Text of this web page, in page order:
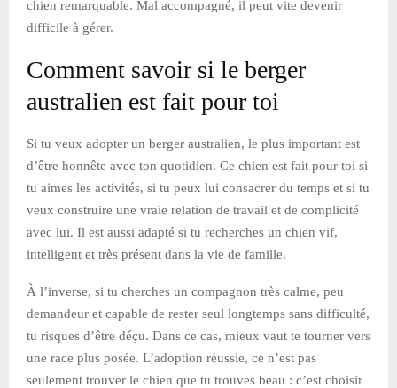
chien remarquable. Mal accompagné, il peut vite devenir
difficile à gérer.
Comment savoir si le berger
australien est fait pour toi
Si tu veux adopter un berger australien, le plus important est
d’être honnête avec ton quotidien. Ce chien est fait pour toi si
tu aimes les activités, si tu peux lui consacrer du temps et si tu
veux construire une vraie relation de travail et de complicité
avec lui. Il est aussi adapté si tu recherches un chien vif,
intelligent et très présent dans la vie de famille.
À l’inverse, si tu cherches un compagnon très calme, peu
demandeur et capable de rester seul longtemps sans difficulté,
tu risques d’être déçu. Dans ce cas, mieux vaut te tourner vers
une race plus posée. L’adoption réussie, ce n’est pas
seulement trouver le chien que tu trouves beau : c’est choisir